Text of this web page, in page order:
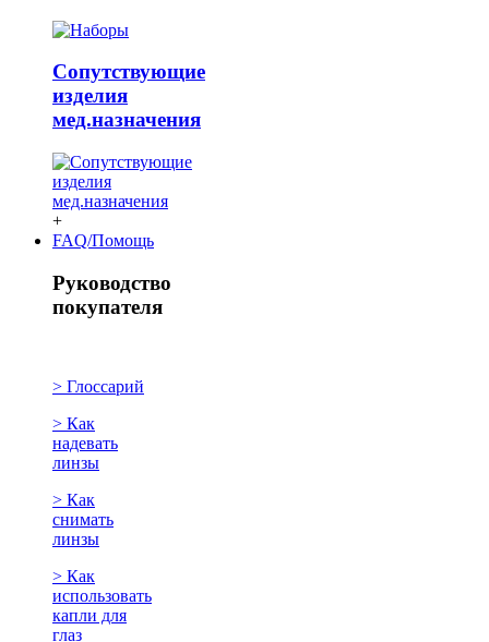
Сопутствующие
изделия
мед.назначения
+
FAQ/Помощь
Руководство
покупателя
> Глоссарий
> Как
надевать
линзы
> Как
снимать
линзы
> Как
использовать
капли для
глаз